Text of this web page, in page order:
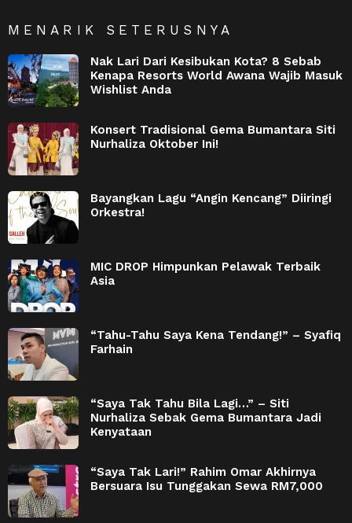
MENARIK SETERUSNYA
Nak Lari Dari Kesibukan Kota? 8 Sebab
Kenapa Resorts World Awana Wajib Masuk
Wishlist Anda
Konsert Tradisional Gema Bumantara Siti
Nurhaliza Oktober Ini!
Bayangkan Lagu “Angin Kencang” Diiringi
Orkestra!
MIC DROP Himpunkan Pelawak Terbaik
Asia
“Tahu-Tahu Saya Kena Tendang!” – Syafiq
Farhain
“Saya Tak Tahu Bila Lagi…” – Siti
Nurhaliza Sebak Gema Bumantara Jadi
Kenyataan
“Saya Tak Lari!” Rahim Omar Akhirnya
Bersuara Isu Tunggakan Sewa RM7,000